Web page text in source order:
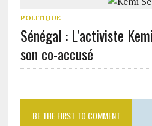
POLITIQUE
Sénégal : L’activiste
son co-accusé
BE THE FIRST TO COMMENT